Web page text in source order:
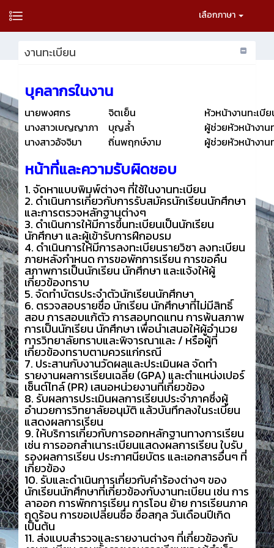
เลือกภาษา
งานทะเบียน
บุคลากรในงาน
นายพงศกร จิตเย็น
หัวหน้างานทะเบี
นางสาวเบญญาภา
บุญล้ำ
ผู้ช่วยหัวหน้างาน
นางสาวอัจจิมา
ถิ่นพฤกษ์งาม ผู้ช่วยหัวหน้างาน
หน้าที่และความรับผิดชอบ
1. จัดหาแบบพิมพ์ต่างๆ ที่ใช้ในงานทะเบียน
2. ดำเนินการเกี่ยวกับการรับสมัครนักเรียนนักศึกษา
และการตรวจหลักฐานต่างๆ
3. ดำเนินการให้มีการขึ้นทะเบียนเป็นนักเรียน
นักศึกษา และผู้เข้ารับการฝึกอบรม
4. ดำเนินการให้มีการลงทะเบียนรายวิชา ลงทะเบียน
ภายหลังกำหนด การขอพักการเรียน การขอคืน
สภาพการเป็นนักเรียน นักศึกษา และแจ้งให้ผู้
เกี่ยวข้องทราบ
5. จัดทำบัตรประจำตัวนักเรียนนักศึกษา
6. ตรวจสอบรายชื่อ นักเรียน นักศึกษาที่ไม่มีสิทธิ์
สอบ การสอบแก้ตัว การสอบทดแทน การพ้นสภาพ
การเป็นนักเรียน นักศึกษา เพื่อนำเสนอให้ผู้อำนวย
การวิทยาลัยทราบและพิจารณาและ / หรือผู้ที่
เกี่ยวข้องทราบตามควรแก่กรณี
7. ประสานกับงานวัดผลและประเมินผล จัดทำ
รายงานผลการเรียนเฉลี่ย (GPA) และตำแหน่งเปอร์
เซ็นต์ไทล์ (PR) เสนอหน่วยงานที่เกี่ยวข้อง
8. รับผลการประเมินผลการเรียนประจำภาคซึ่งผู้
อำนวยการวิทยาลัยอนุมัติ แล้วบันทึกลงในระเบียน
แสดงผลการเรียน
9. ให้บริการเกี่ยวกับการออกหลักฐานทางการเรียน
เช่น การออกสำเนาระเบียนแสดงผลการเรียน ใบรับ
รองผลการเรียน ประกาศนียบัตร และเอกสารอื่นๆ ที่
เกี่ยวข้อง
10. รับและดำเนินการเกี่ยวกับคำร้องต่างๆ ของ
นักเรียนนักศึกษาที่เกี่ยวข้องกับงานทะเบียน เช่น การ
ลาออก การพักการเรียน การโอน ย้าย การเรียนภาค
ฤดูร้อน การขอเปลี่ยนชื่อ ชื่อสกุล วันเดือนปีเกิด
เป็นต้น
11. ส่งแบบสำรวจและรายงานต่างๆ ที่เกี่ยวข้องกับ